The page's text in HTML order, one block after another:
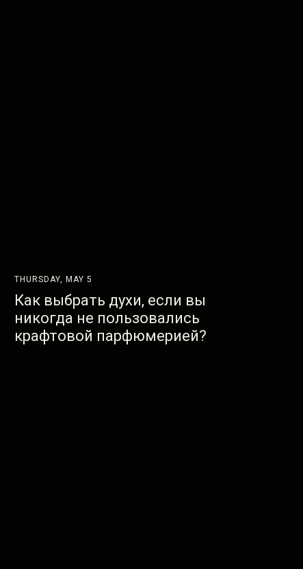
THURSDAY, MAY 5
Как выбрать духи, если вы
никогда не пользовались
крафтовой парфюмерией?